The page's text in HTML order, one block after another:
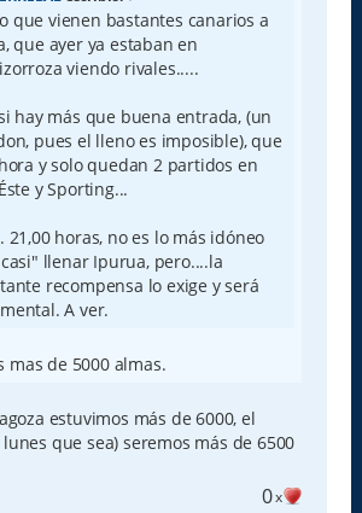
que vienen bastantes canarios a
que ayer ya estaban en
viendo rivales.....
hay más que buena entrada, (un
pues el lleno es imposible), que
y solo quedan 2 partidos en
y Sporting...
21,00 horas, no es lo más idóneo
llenar Ipurua, pero....la
recompensa lo exige y será
A ver.
mas de 5000 almas.
estuvimos más de 6000, el
que sea) seremos más de 6500
0x